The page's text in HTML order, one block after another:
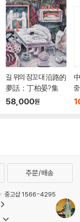
길 위의 잠꼬대 沿路的
夢話：丁柏晏?集
58,000원
주문/배송
중고샵 1566-4295